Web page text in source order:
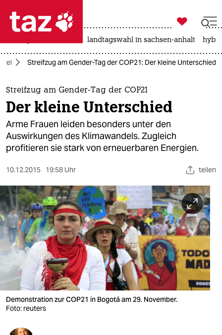
 taz zahl ich
taz zahl ich
themen
politik
öko
gesellschaft
sport
berlin
nord
wahrheit
verlag
verlag
veranstaltungen

taz zahl ich
landtagswahl in sachsen-anhalt
Streifzug am Gender-Tag der COP21: Der kleine Unterschied
Streifzug am Gender-Tag der COP21
Der kleine Unterschied
Arme Frauen leiden besonders unter den
Auswirkungen des Klimawandels. Zugleich
profitieren sie stark von erneuerbaren Energien.
10.12.2015 19:58 Uhr teilen
Demonstration zur COP21 in Bogotá am 29. November.
Foto: reuters